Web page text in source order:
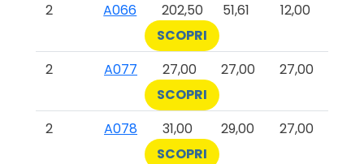
2
A066 202,50 51,61
12,00
SCOPRI
2
A077 27,00 27,00
27,00
SCOPRI
2
A078 31,00 29,00
27,00
SCOPRI